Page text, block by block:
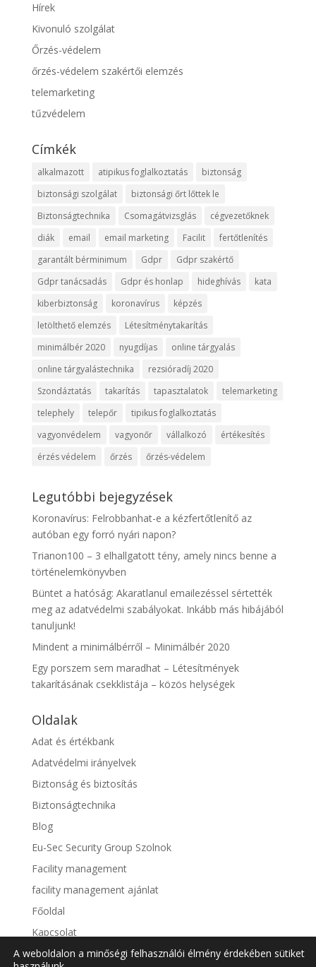
Hírek
Kivonuló szolgálat
Őrzés-védelem
őrzés-védelem szakértői elemzés
telemarketing
tűzvédelem
Címkék
alkalmazott atipikus foglalkoztatás
biztonság
biztonsági szolgálat
biztonsági őrt lőttek le
Biztonságtechnika
Csomagátvizsglás
cégvezetőknek
diák
email email marketing Facilit
fertőtlenítés
garantált bérminimum
Gdpr
Gdpr szakértő
Gdpr tanácsadás
Gdpr és honlap hideghívás
kata
kiberbiztonság
koronavírus
képzés
letölthető elemzés
Létesítménytakarítás
minimálbér 2020
nyugdíjas
online tárgyalás
online tárgyalástechnika
rezsióradíj 2020
Szondáztatás
takarítás tapasztalatok
telemarketing
telephely
telepőr
tipikus foglalkoztatás
vagyonvédelem
vagyonőr vállalkozó
értékesítés
érzés védelem
őrzés őrzés-védelem
Legutóbbi bejegyzések
Koronavírus: Felrobbanhat-e a kézfertőtlenítő az
autóban egy forró nyári napon?
Trianon100 – 3 elhallgatott tény, amely nincs benne a
történelemkönyvben
Büntet a hatóság: Akaratlanul emailezéssel sértették
meg az adatvédelmi szabályokat. Inkább más hibájából
tanuljunk!
Mindent a minimálbérről – Minimálbér 2020
Egy porszem sem maradhat – Létesítmények
takarításának csekklistája – közös helységek
Oldalak
Adat és értékbank
Adatvédelmi irányelvek
Biztonság és biztosítás
Biztonságtechnika
Blog
Eu-Sec Security Group Szolnok
Facility management
facility management ajánlat
Főoldal
Kapcsolat
Költsegcsökkentő extra ajánlat
A weboldalon a minőségi felhasználói élmény érdekében sütiket